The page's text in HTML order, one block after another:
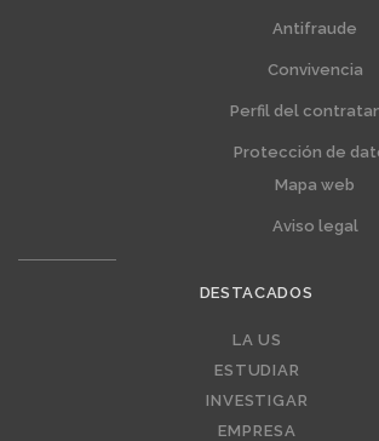
Antifraude
Convivencia
Perfil del
Protección de
Mapa web
Aviso legal
DESTACADOS
LA US
ESTUDIAR
INVESTIGAR
EMPRESA